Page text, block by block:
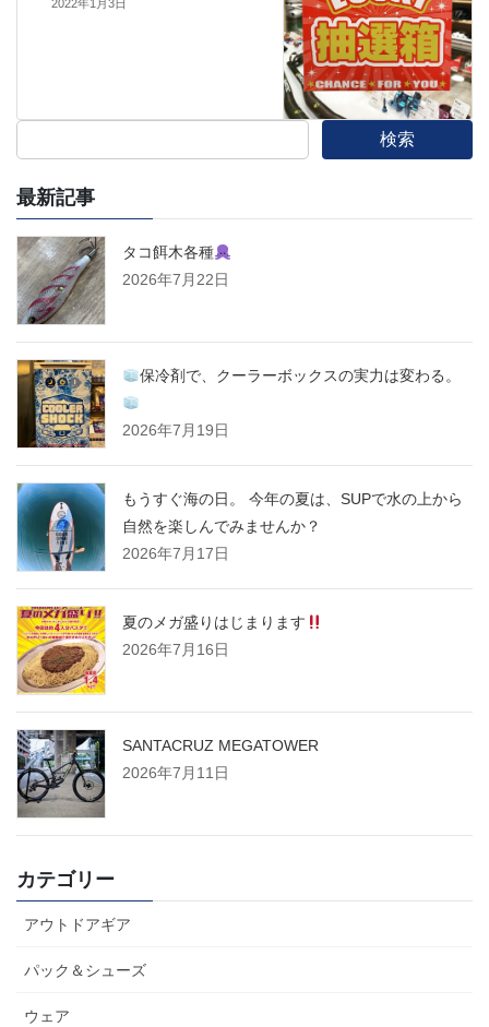
2022年1月3日
検索
最新記事
タコ餌木各種
2026年7月22日
保冷剤で、クーラーボックスの実力は変わる。
2026年7月19日
もうすぐ海の日。 今年の夏は、SUPで水の上から
自然を楽しんでみませんか？
2026年7月17日
夏のメガ盛りはじまります
2026年7月16日
SANTACRUZ MEGATOWER
2026年7月11日
カテゴリー
アウトドアギア
パック＆シューズ
ウェア